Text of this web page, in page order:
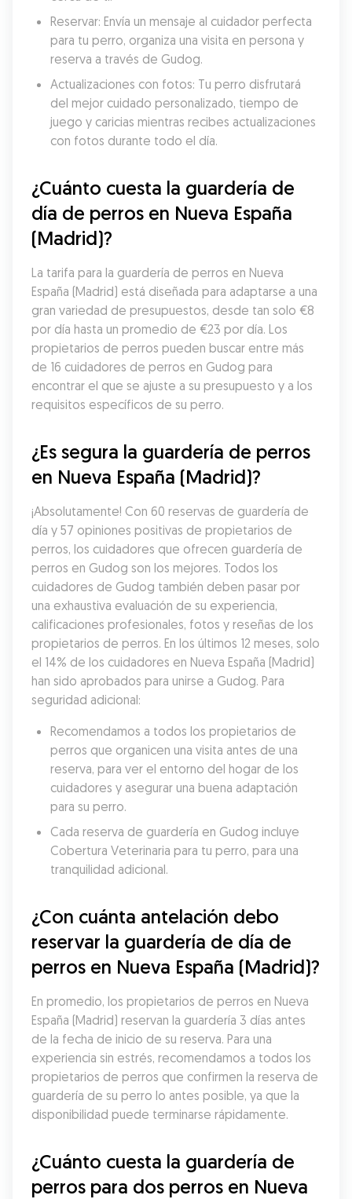
Reservar: Envía un mensaje al cuidador perfecta
para tu perro, organiza una visita en persona y
reserva a través de Gudog.
Actualizaciones con fotos: Tu perro disfrutará
del mejor cuidado personalizado, tiempo de
juego y caricias mientras recibes actualizaciones
con fotos durante todo el día.
¿Cuánto cuesta la guardería de
día de perros en Nueva España
(Madrid)?
La tarifa para la guardería de perros en Nueva
España (Madrid) está diseñada para adaptarse a una
gran variedad de presupuestos, desde tan solo €8
por día hasta un promedio de €23 por día. Los
propietarios de perros pueden buscar entre más
de 16 cuidadores de perros en Gudog para
encontrar el que se ajuste a su presupuesto y a los
requisitos específicos de su perro.
¿Es segura la guardería de perros
en Nueva España (Madrid)?
¡Absolutamente! Con 60 reservas de guardería de
día y 57 opiniones positivas de propietarios de
perros, los cuidadores que ofrecen guardería de
perros en Gudog son los mejores. Todos los
cuidadores de Gudog también deben pasar por
una exhaustiva evaluación de su experiencia,
calificaciones profesionales, fotos y reseñas de los
propietarios de perros. En los últimos 12 meses, solo
el 14% de los cuidadores en Nueva España (Madrid)
han sido aprobados para unirse a Gudog. Para
seguridad adicional:
Recomendamos a todos los propietarios de
perros que organicen una visita antes de una
reserva, para ver el entorno del hogar de los
cuidadores y asegurar una buena adaptación
para su perro.
Cada reserva de guardería en Gudog incluye
Cobertura Veterinaria para tu perro, para una
tranquilidad adicional.
¿Con cuánta antelación debo
reservar la guardería de día de
perros en Nueva España (Madrid)?
En promedio, los propietarios de perros en Nueva
España (Madrid) reservan la guardería 3 días antes
de la fecha de inicio de su reserva. Para una
experiencia sin estrés, recomendamos a todos los
propietarios de perros que confirmen la reserva de
guardería de su perro lo antes posible, ya que la
disponibilidad puede terminarse rápidamente.
¿Cuánto cuesta la guardería de
perros para dos perros en Nueva